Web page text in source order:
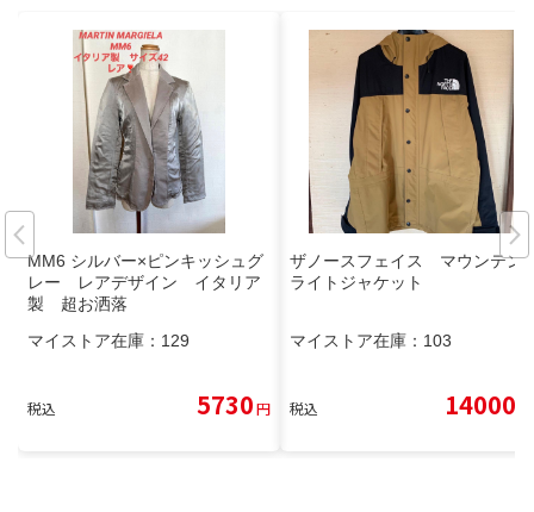
MM6 シルバー×ピンキッシュグ
レー レアデザイン イタリア
製 超お洒落️
マイストア在庫： 129
税込 5730円
ザノースフェイス マウンテン
ライトジャケット
マイストア在庫： 103
税込 14000